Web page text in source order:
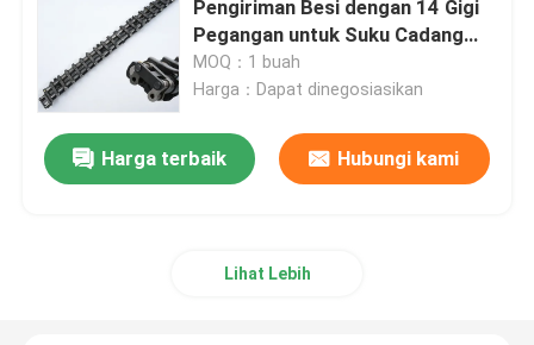
Bantalan Mesin Cetak
Bagian Tekan Offset
Suku Cadang Cetak Offset
Pengiriman Besi dengan 14 Gigi
Pegangan untuk Suku Cadang
Mesin Cetak SM102 CD102
MOQ：1 buah
Harga：Dapat dinegosiasikan
Harga terbaik Hubungi kami
Lihat Lebih